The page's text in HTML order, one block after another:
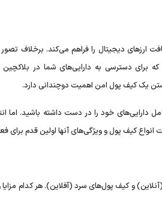
ارز‌های دیجیتال را فراهم می‌کند. برخلاف تصور
دسترسی به دارایی‌های شما در بلاکچین
یک کیف پول امن اهمیت دوچندانی دارد.
خود را در دست داشته باشید. اما
کیف پول و ویژگی‌های آنها اولین قدم برای
و کیف پول‌های سرد (آفلاین). هر کدام مزایا